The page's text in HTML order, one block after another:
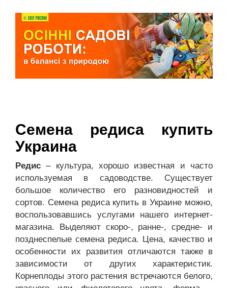
Семена редиса купить
Украина
Редис – культура, хорошо известная и часто
используемая в садоводстве. Существует
большое количество его разновидностей и
сортов. Семена редиса купить в Украине можно,
воспользовавшись услугами нашего интернет-
магазина. Выделяют скоро-, ранне-, средне- и
позднеспелые семена редиса. Цена, качество и
особенности их развития отличаются также в
зависимости от других характеристик.
Корнеплоды этого растения встречаются белого,